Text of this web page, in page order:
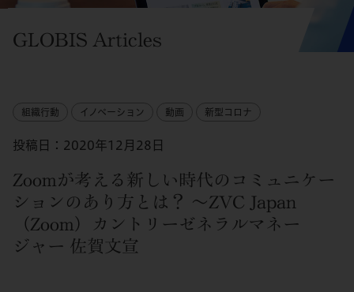
GLOBIS Articles
組織行動 イノベーション 動画 新型コロナ
投稿日：2020年12月28日
Zoomが考える新しい時代のコミュニケー
ションのあり方とは？ 〜ZVC Japan
（Zoom）カントリーゼネラルマネー
ジャー 佐賀文宣